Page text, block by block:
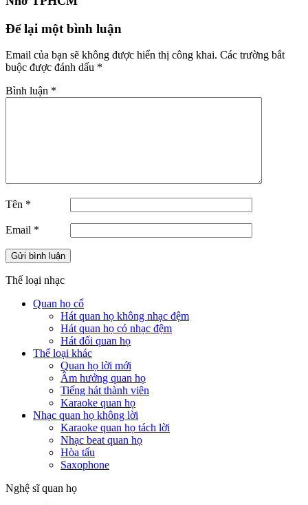
Để lại một bình luận
Email của bạn sẽ không được hiển thị công khai. Các trường bắt
buộc được đánh dấu *
Bình luận *
Tên *
Email *
Thế loại nhạc
Quan họ cổ
Hát quan họ không nhạc đệm
Hát quan họ có nhạc đệm
Hát đối quan họ
Thể loại khác
Quan họ lời mới
Âm hưởng quan họ
Tiếng hát thành viên
Karaoke quan họ
Nhạc quan họ không lời
Karaoke quan họ tách lời
Nhạc beat quan họ
Hòa tấu
Saxophone
Nghệ sĩ quan họ